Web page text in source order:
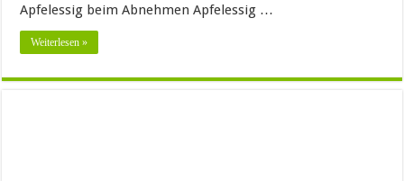
Apfelessig beim Abnehmen Apfelessig …
Weiterlesen »